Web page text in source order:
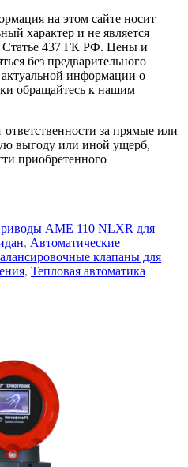
на этом сайте носит
характер и не является
Статье 437 ГК РФ. Цены и
без предварительного
информации о
обращайтесь к нашим
за прямые или
выгоду или иной ущерб,
приобретенного
AME 110 NLXR для
, Автоматические
клапаны для
, Тепловая автоматика